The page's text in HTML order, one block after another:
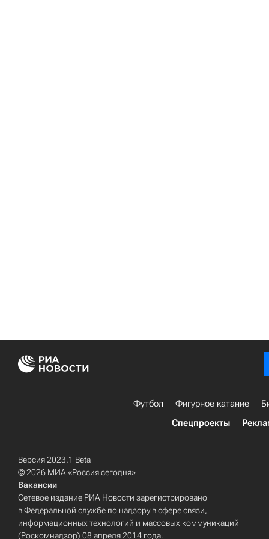
Футбол Фигурное катание
Спецпроекты
Версия 2023.1 Beta
© 2026 МИА «Россия сегодня»
Вакансии
Сетевое издание РИА Новости зарегистрировано
в Федеральной службе по надзору в сфере связи,
информационных технологий и массовых коммуникаций
(Роскомнадзор) 08 апреля 2014 года.